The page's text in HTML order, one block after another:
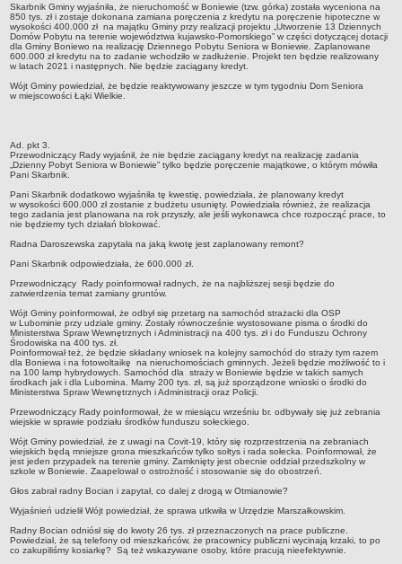
Jednostki organizacyjne
jednostki pomocnicze /sołectwa Gminy Boniewo/
Gminne Instytucje Kultury
Nabór pracowników na stanowiska pracy
REJESTRY
Rejestry i ewidencje
Rejestr działalności regulowanej
Ewidencja udzielonych i cofniętych zezwoleń na prowadzenie
Zestawienie przedsiębiorców w zakresie opróżniania zbiorników
bezodpływowych lub osadników
AKTUALNOŚCI GMINY BONIEWO
FINANSE GMINY
Majątek gminy
Budżet
sprawozdania z wykonania budżetu
Plan postępowań na 2026 rok
Plan postępowań o udzielenie zamówień na rok 2025
Plan postępowań na rok 2024
Plan postępowań o udzielenie zamówień na rok 2023
Plan postępowań o udzielenie zamówień na rok 2022
Skarbnik Gminy wyjaśniła, że nieruchomość w Boniewie (tzw. górka) została wyceniona na
850 tys. zł i zostaje dokonana zamiana poręczenia z kredytu na poręczenie hipoteczne w
wysokości 400.000 zł na majątku Gminy przy realizacji projektu „Utworzenie 13 Dziennych
Domów Pobytu na terenie województwa kujawsko-Pomorskiego” w części dotyczącej dotacji
dla Gminy Boniewo na realizację Dziennego Pobytu Seniora w Boniewie. Zaplanowane
600.000 zł kredytu na to zadanie wchodziło w zadłużenie. Projekt ten będzie realizowany
w latach 2021 i następnych. Nie będzie zaciągany kredyt.
Wójt Gminy powiedział, że będzie reaktywowany jeszcze w tym tygodniu Dom Seniora
w miejscowości Łąki Wielkie.
Ad. pkt 3.
Przewodniczący Rady wyjaśnił, że nie będzie zaciągany kredyt na realizację zadania
„Dzienny Pobyt Seniora w Boniewie” tylko będzie poręczenie majątkowe, o którym mówiła
Pani Skarbnik.
Pani Skarbnik dodatkowo wyjaśniła tę kwestię, powiedziała, że planowany kredyt
w wysokości 600.000 zł zostanie z budżetu usunięty. Powiedziała również, że realizacja
tego zadania jest planowana na rok przyszły, ale jeśli wykonawca chce rozpocząć prace, to
nie będziemy tych działań blokować.
Radna Daroszewska zapytała na jaką kwotę jest zaplanowany remont?
Pani Skarbnik odpowiedziała, że 600.000 zł.
Przewodniczący Rady poinformował radnych, że na najbliższej sesji będzie do
zatwierdzenia temat zamiany gruntów.
Wójt Gminy poinformował, że odbył się przetarg na samochód strażacki dla OSP
w Lubominie przy udziale gminy. Zostały równocześnie wystosowane pisma o środki do
Ministerstwa Spraw Wewnętrznych i Administracji na 400 tys. zł i do Funduszu Ochrony
Środowiska na 400 tys. zł.
Poinformował też, że będzie składany wniosek na kolejny samochód do straży tym razem
dla Boniewa i na fotowoltaikę na nieruchomościach gminnych. Jeżeli będzie możliwość to i
na 100 lamp hybrydowych. Samochód dla straży w Boniewie będzie w takich samych
środkach jak i dla Lubomina. Mamy 200 tys. zł, są już sporządzone wnioski o środki do
Ministerstwa Spraw Wewnętrznych i Administracji oraz Policji.
Przewodniczący Rady poinformował, że w miesiącu wrześniu br. odbywały się już zebrania
wiejskie w sprawie podziału środków funduszu sołeckiego.
Wójt Gminy powiedział, że z uwagi na Covit-19, który się rozprzestrzenia na zebraniach
wiejskich będą mniejsze grona mieszkańców tylko sołtys i rada sołecka. Poinformował, że
jest jeden przypadek na terenie gminy. Zamknięty jest obecnie oddział przedszkolny w
szkole w Boniewie. Zaapelował o ostrożność i stosowanie się do obostrzeń.
Głos zabrał radny Bocian i zapytał, co dalej z drogą w Otmianowie?
Wyjaśnień udzielił Wójt powiedział, że sprawa utkwiła w Urzędzie Marszałkowskim.
Radny Bocian odniósł się do kwoty 26 tys. zł przeznaczonych na prace publiczne.
Powiedział, że są telefony od mieszkańców, że pracownicy publiczni wycinają krzaki, to po
co zakupiliśmy kosiarkę? Są też wskazywane osoby, które pracują nieefektywnie.